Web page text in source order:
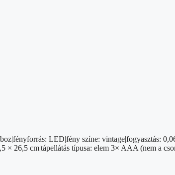
LED|fény színe: vintage|fogyasztás:
26,5 cm|tápellátás típusa: elem 3× AAA (nem a